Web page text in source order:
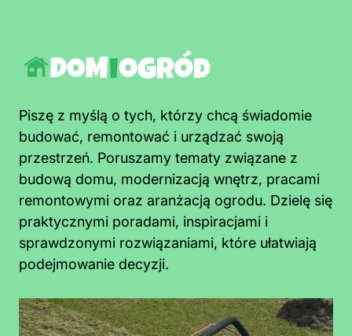
Piszę z myślą o tych, którzy chcą świadomie
budować, remontować i urządzać swoją
przestrzeń. Poruszamy tematy związane z
budową domu, modernizacją wnętrz, pracami
remontowymi oraz aranżacją ogrodu. Dzielę się
praktycznymi poradami, inspiracjami i
sprawdzonymi rozwiązaniami, które ułatwiają
podejmowanie decyzji.